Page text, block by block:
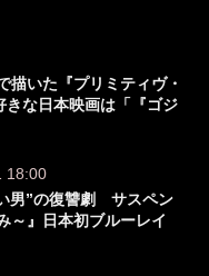
描いた『プリミティヴ・
きな日本映画は「『ゴジ
18:00
男”の復讐劇 サスペン
～』日本初ブルーレイ